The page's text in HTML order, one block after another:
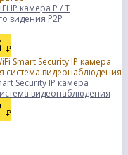
IP камера P / T
видения P2P
₽
Security IP камера
видеонаблюдения
₽